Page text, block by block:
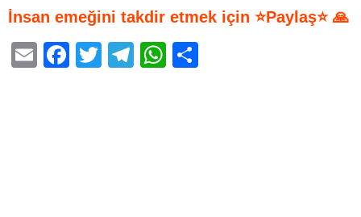
İnsan emeğini takdir etmek için ⭐Paylaş⭐ 🙏
E
F
T
T
W